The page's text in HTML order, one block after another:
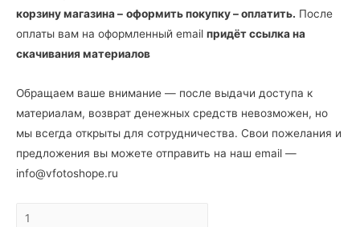
корзину магазина – оформить покупку – оплатить. После
оплаты вам на оформленный email придёт ссылка на
скачивания материалов
Обращаем ваше внимание — после выдачи доступа к
материалам, возврат денежных средств невозможен, но
мы всегда открыты для сотрудничества. Свои пожелания и
предложения вы можете отправить на наш email —
info@vfotoshope.ru
Количество